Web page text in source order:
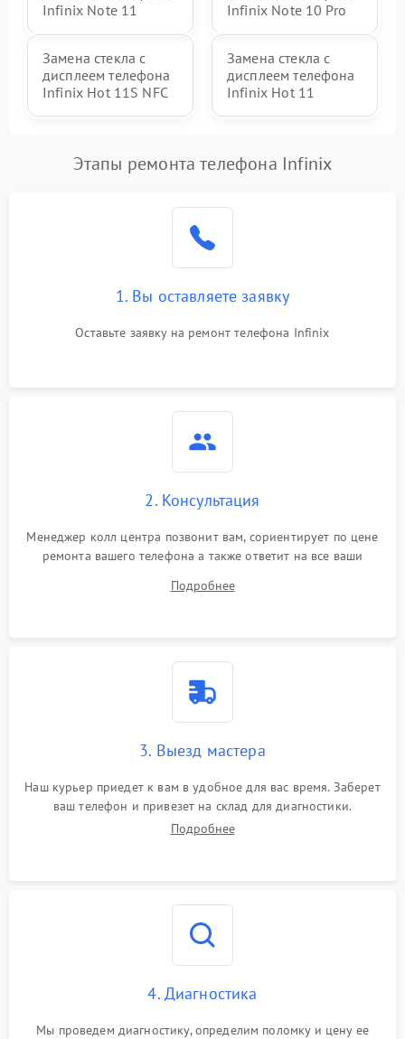
Infinix Note 11
Infinix Note 10 Pro
Замена стекла с
дисплеем телефона
Infinix Hot 11S NFC
Замена стекла с
дисплеем телефона
Infinix Hot 11
Этапы ремонта телефона Infinix
1. Вы оставляете заявку
Оставьте заявку на ремонт телефона Infinix
2. Консультация
Менеджер колл центра позвонит вам, сориентирует по цене
ремонта вашего телефона а также ответит на все ваши
Подробнее
3. Выезд мастера
Наш курьер приедет к вам в удобное для вас время. Заберет
ваш телефон и привезет на склад для диагностики.
Подробнее
4. Диагностика
Мы проведем диагностику, определим поломку и цену ее